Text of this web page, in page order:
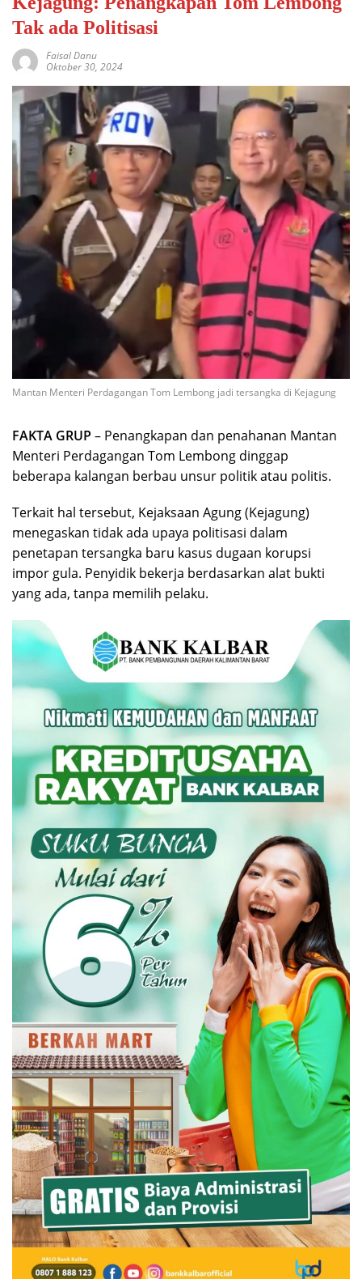
Tak ada Politisasi
Faisal Danu
Oktober 30, 2024
Mantan Menteri Perdagangan Tom Lembong jadi tersangka di Kejagung
FAKTA GRUP – Penangkapan dan penahanan Mantan
Menteri Perdagangan Tom Lembong dinggap
beberapa kalangan berbau unsur politik atau politis.
Terkait hal tersebut, Kejaksaan Agung (Kejagung)
menegaskan tidak ada upaya politisasi dalam
penetapan tersangka baru kasus dugaan korupsi
impor gula. Penyidik bekerja berdasarkan alat bukti
yang ada, tanpa memilih pelaku.